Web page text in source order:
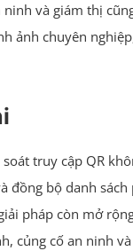
và giám thị
ảnh chuyên
truy cập QR
đồng bộ danh
pháp còn mở
củng cố an ninh